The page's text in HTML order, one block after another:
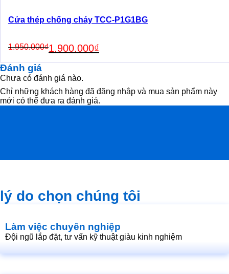
Cửa thép chống cháy TCC-P1G1BG
1.950.000₫
price
was:
1.900.000₫
price
is:
Đánh giá
Chưa có đánh giá nào.
Chỉ những khách hàng đã đăng nhập và mua sản phẩm này
mới có thể đưa ra đánh giá.
lý do chọn chúng tôi
Làm việc chuyên nghiệp
Đội ngũ lắp đặt, tư vấn kỹ thuật giàu kinh nghiệm